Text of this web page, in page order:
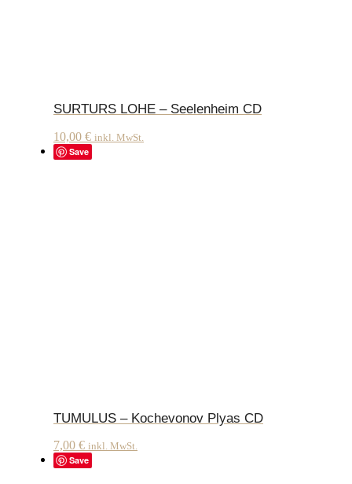
SURTURS LOHE – Seelenheim CD
10,00 € inkl. MwSt.
Save
TUMULUS – Kochevonov Plyas CD
7,00 € inkl. MwSt.
Save